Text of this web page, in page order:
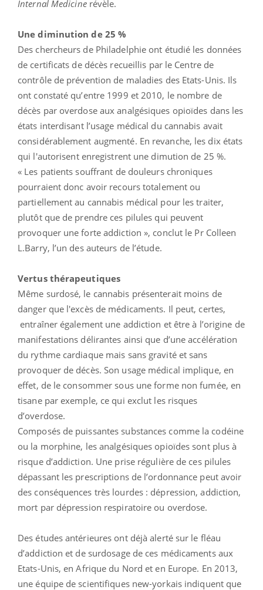
Internal Medicinerévèle.
Une diminution de 25 %
Des chercheurs de Philadelphie ont étudié les données
de certificats de décès recueillis par le Centre de
contrôle de prévention de maladies des Etats-Unis. Ils
ont constaté qu’entre 1999 et 2010, le nombre de
décès par overdose aux analgésiques opioïdes dans les
états interdisant l’usage médical du cannabis avait
considérablement augmenté. En revanche, les dix états
qui l'autorisent enregistrent une dimution de 25 %.
« Les patients souffrant de douleurs chroniques
pourraient donc avoir recours totalement ou
partiellement au cannabis médical pour les traiter,
plutôt que de prendre ces pilules qui peuvent
provoquer une forte addiction », conclut le Pr Colleen
L.Barry, l’un des auteurs de l’étude.
Vertus thérapeutiques
Même surdosé, le cannabis présenterait moins de
danger que l'excès de médicaments. Il peut, certes,
entraîner également une addiction et être à l’origine de
manifestations délirantes ainsi que d’une accélération
du rythme cardiaque mais sans gravité et sans
provoquer de décès. Son usage médical implique, en
effet, de le consommer sous une forme non fumée, en
tisane par exemple, ce qui exclut les risques
d’overdose.
Composés de puissantes substances comme la codéine
ou la morphine, les analgésiques opioïdes sont plus à
risque d’addiction. Une prise régulière de ces pilules
dépassant les prescriptions de l’ordonnance peut avoir
des conséquences très lourdes : dépression, addiction,
mort par dépression respiratoire ou overdose.
Des études antérieures ont déjà alerté sur le fléau
d’addiction et de surdosage de ces médicaments aux
Etats-Unis, en Afrique du Nord et en Europe. En 2013,
une équipe de scientifiques new-yorkais indiquent que